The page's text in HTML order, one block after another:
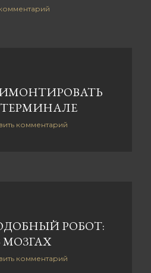
ТЕРМИНАЛЕ
комментарий
РОБОТ:
комментарий